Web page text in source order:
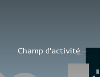
Champ d'activité